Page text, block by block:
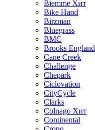
Biemme Хит
Bike Hand
Birzman
Bluegrass
BMC
Brooks England
Cane Creek
Challenge
Chepark
Ciclovation
CityCycle
Clarks
Colnago Хит
Continental